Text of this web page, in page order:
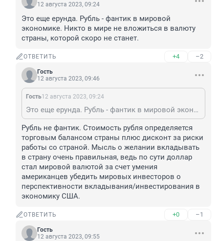
12 августа 2023, 09:24
Это еще ерунда. Рубль - фантик в мировой
экономике. Никто в мире не вложиться в валюту
страны, которой скоро не станет.
ОТВЕТИТЬ +4 –2
Гость
12 августа 2023, 09:46
Гость12 августа 2023, 09:24
Это еще ерунда. Рубль - фантик в мировой экономике. Никто в мире не вложиться в валюту страны, которой скоро не станет.
Рубль не фантик. Стоимость рубля определяется
торговым балансом страны плюс дисконт за риски
работы со страной. Мысль о желании вкладывать
в страну очень правильная, ведь по сути доллар
стал мировой валютой за счет умения
американцев убедить мировых инвесторов о
перспективности вкладывания/инвестирования в
экономику США.
ОТВЕТИТЬ +0 –1
Гость
12 августа 2023, 09:55